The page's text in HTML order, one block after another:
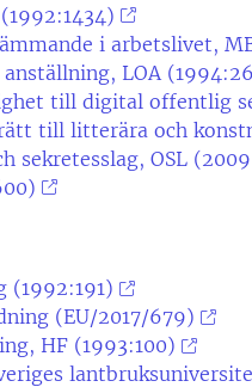
i arbetslivet,
LOA
till digital offentlig
till litterära och
sekretesslag, OSL
(1992:191)
(EU/2017/679)
HF (1993:100)